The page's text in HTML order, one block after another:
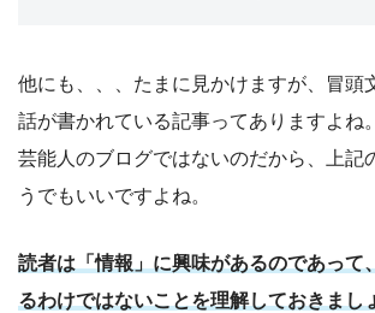
他にも、、、たまに見かけますが、冒頭
話が書かれている記事ってありますよね。
芸能人のブログではないのだから、上記
うでもいいですよね。
読者は「情報」に興味があるのであって
るわけではないことを理解しておきまし